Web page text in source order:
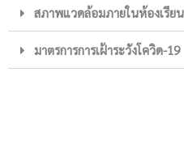
สภาพแวดล้อมภายในห้องเรียน
มาตรการการเฝ้าระวังโควิด-19